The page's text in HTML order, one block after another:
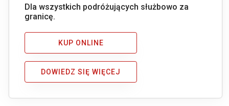
Dla wszystkich podróżujących służbowo za
granicę.
KUP ONLINE
DOWIEDZ SIĘ WIĘCEJ